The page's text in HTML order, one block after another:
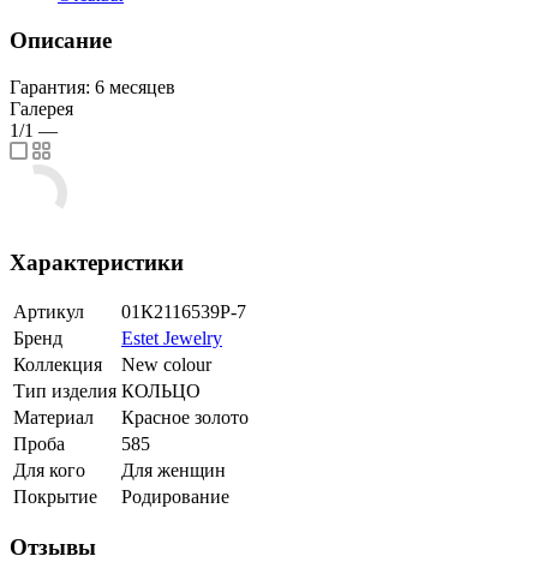
Описание
Гарантия: 6 месяцев
Галерея
1/1 —
Характеристики
Артикул
01К2116539Р-7
Бренд
Estet Jewelry
Коллекция
New colour
Тип изделия КОЛЬЦО
Материал
Красное золото
Проба
585
Для кого
Для женщин
Покрытие
Родирование
Отзывы